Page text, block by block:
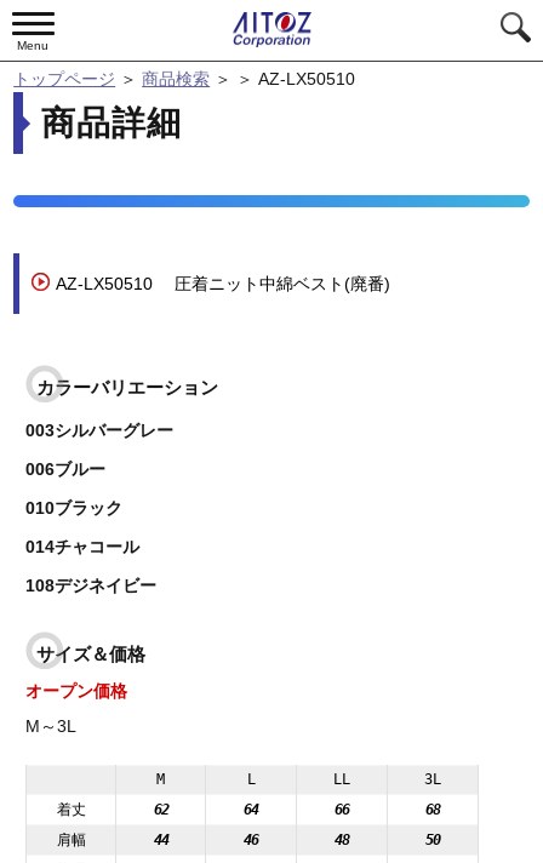
Menu
トップページ ＞商品検索 ＞ ＞AZ-LX50510
商品詳細
AZ-LX50510 圧着ニット中綿ベスト(廃番)
カラーバリエーション
003シルバーグレー
006ブルー
010ブラック
014チャコール
108デジネイビー
サイズ＆価格
オープン価格
M～3L
M L LL
3L
着丈
62 64 66
68
肩幅
44 46 48
50